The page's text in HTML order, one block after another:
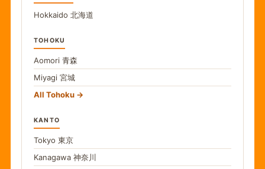
Hokkaido 北海道
TOHOKU
Aomori 青森
Miyagi 宮城
All Tohoku
KANTO
Tokyo 東京
Kanagawa 神奈川